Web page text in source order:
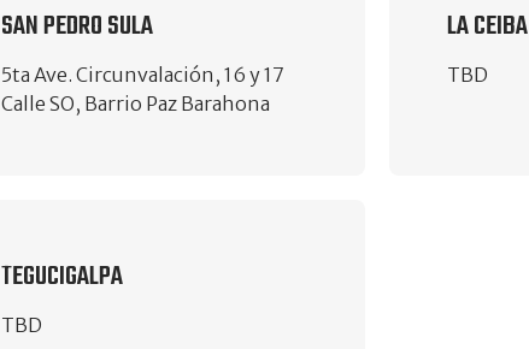
SAN PEDRO SULA
5ta Ave. Circunvalación, 16 y 17
Calle SO, Barrio Paz Barahona
LA CEIBA
TBD
TEGUCIGALPA
TBD